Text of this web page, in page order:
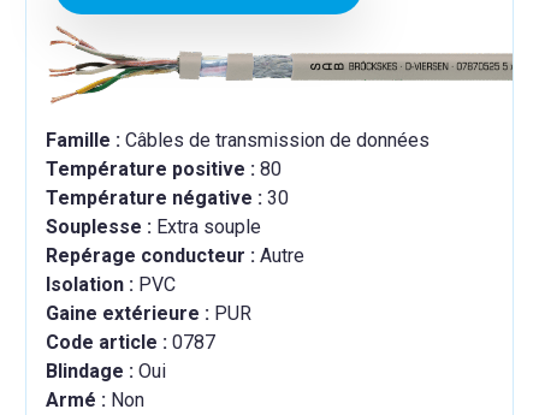
Famille : Câbles de transmission de données
Température positive : 80
Température négative : 30
Souplesse : Extra souple
Repérage conducteur : Autre
Isolation : PVC
Gaine extérieure : PUR
Code article : 0787
Blindage : Oui
Armé : Non